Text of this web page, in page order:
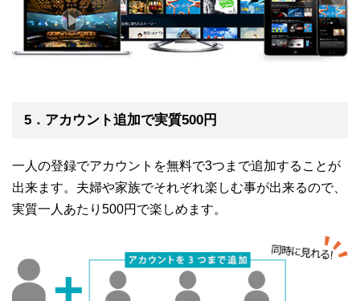
5．アカウント追加で実質500円
一人の登録でアカウントを無料で3つまで追加することが
出来ます。夫婦や家族でそれぞれ楽しむ事が出来るので、
実質一人あたり500円で楽しめます。